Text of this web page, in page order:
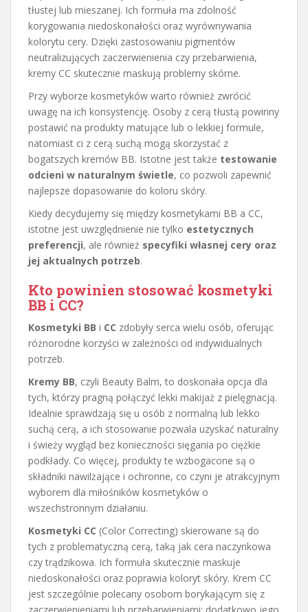
tłustej lub mieszanej. Ich formuła ma zdolność
korygowania niedoskonałości oraz wyrównywania
kolorytu cery. Dzięki zastosowaniu pigmentów
neutralizujących zaczerwienienia czy przebarwienia,
kremy CC skutecznie maskują problemy skórne.
Przy wyborze kosmetyków warto również zwrócić
uwagę na ich konsystencję. Osoby z cerą tłustą powinny
postawić na produkty matujące lub o lekkiej formule,
natomiast ci z cerą suchą mogą skorzystać z
bogatszych kremów BB. Istotne jest także testowanie
odcieni w naturalnym świetle, co pozwoli zapewnić
najlepsze dopasowanie do koloru skóry.
Kiedy decydujemy się między kosmetykami BB a CC,
istotne jest uwzględnienie nie tylko estetycznych
preferencji, ale również specyfiki własnej cery oraz
jej aktualnych potrzeb.
Kto powinien stosować kosmetyki
BB i CC?
Kosmetyki BB i CC zdobyły serca wielu osób, oferując
różnorodne korzyści w zależności od indywidualnych
potrzeb.
Kremy BB, czyli Beauty Balm, to doskonała opcja dla
tych, którzy pragną połączyć lekki makijaż z pielęgnacją.
Idealnie sprawdzają się u osób z normalną lub lekko
suchą cerą, a ich stosowanie pozwala uzyskać naturalny
i świeży wygląd bez konieczności sięgania po ciężkie
podkłady. Co więcej, produkty te wzbogacone są o
składniki nawilżające i ochronne, co czyni je atrakcyjnym
wyborem dla miłośników kosmetyków o
wszechstronnym działaniu.
Kosmetyki CC (Color Correcting) skierowane są do
tych z problematyczną cerą, taką jak cera naczynkowa
czy trądzikowa. Ich formuła skutecznie maskuje
niedoskonałości oraz poprawia koloryt skóry. Krem CC
jest szczególnie polecany osobom borykającym się z
zaczerwienieniami lub przebarwieniami; dodatkowo jego